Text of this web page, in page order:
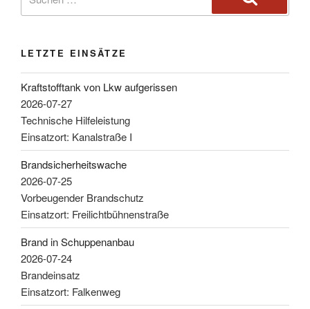
LETZTE EINSÄTZE
Kraftstofftank von Lkw aufgerissen
2026-07-27
Technische Hilfeleistung
Einsatzort: Kanalstraße I
Brandsicherheitswache
2026-07-25
Vorbeugender Brandschutz
Einsatzort: Freilichtbühnenstraße
Brand in Schuppenanbau
2026-07-24
Brandeinsatz
Einsatzort: Falkenweg